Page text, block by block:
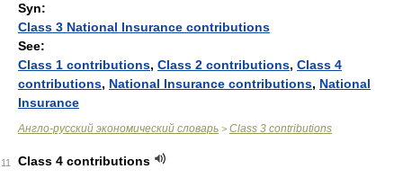
Syn:
Class 3 National Insurance contributions
See:
Class 1 contributions, Class 2 contributions, Class 4
contributions, National Insurance contributions, National
Insurance
Англо-русский экономический словарь > Class 3 contributions
11 Class 4 contributions